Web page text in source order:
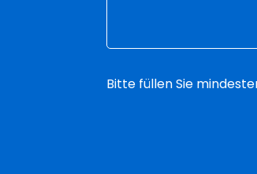
Bitte füllen Sie